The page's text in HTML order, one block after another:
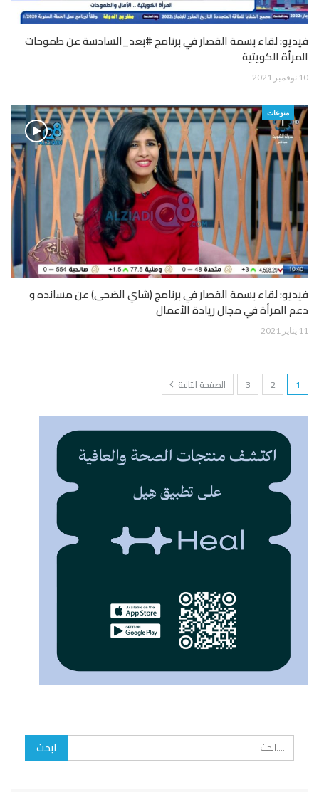
فيديو: لقاء بسمة القصار في برنامج #بعد_السادسة عن طموحات
المرأة الكويتية
10 نوفمبر 2021
منوعات
فيديو: لقاء بسمة القصار في برنامج (شاي الضحى) عن مسانده و
دعم المرأة في مجال ريادة الأعمال
11 يناير 2021
1
2
3 الصفحة التالية